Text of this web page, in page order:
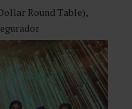
Round Table),